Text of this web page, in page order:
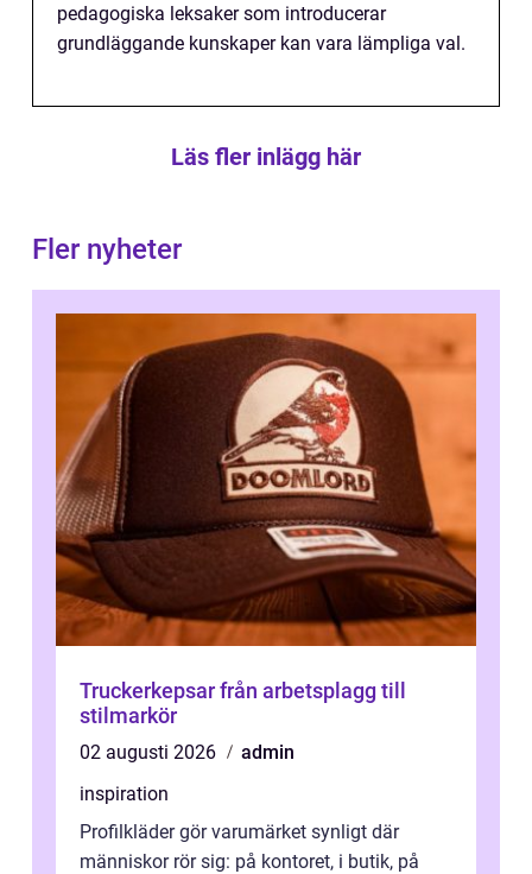
pedagogiska leksaker som introducerar
grundläggande kunskaper kan vara lämpliga val.
Läs fler inlägg här
Fler nyheter
Truckerkepsar från arbetsplagg till
stilmarkör
02 augusti 2026
admin
inspiration
Profilkläder gör varumärket synligt där
människor rör sig: på kontoret, i butik, på